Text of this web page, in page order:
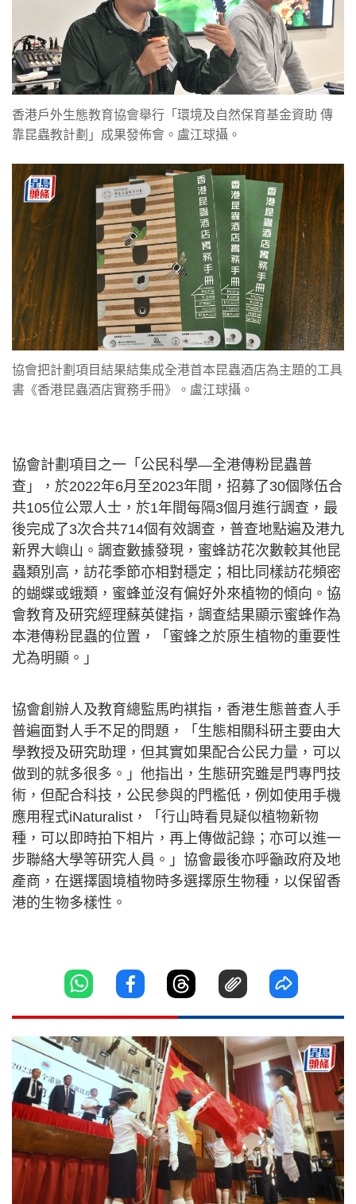
香港戶外生態教育協會舉行「環境及自然保育基金資助 傳
靠昆蟲教計劃」成果發佈會。盧江球攝。
協會把計劃項目結果結集成全港首本昆蟲酒店為主題的工具
書《香港昆蟲酒店實務手冊》。盧江球攝。
協會計劃項目之一「公民科學—全港傳粉昆蟲普
查」，於2022年6月至2023年間，招募了30個隊伍合
共105位公眾人士，於1年間每隔3個月進行調查，最
後完成了3次合共714個有效調查，普查地點遍及港九
新界大嶼山。調查數據發現，蜜蜂訪花次數較其他昆
蟲類別高，訪花季節亦相對穩定；相比同樣訪花頻密
的蝴蝶或蛾類，蜜蜂並沒有偏好外來植物的傾向。協
會教育及研究經理蘇英健指，調查結果顯示蜜蜂作為
本港傳粉昆蟲的位置，「蜜蜂之於原生植物的重要性
尤為明顯。」
協會創辦人及教育總監馬昀褀指，香港生態普查人手
普遍面對人手不足的問題，「生態相關科研主要由大
學教授及研究助理，但其實如果配合公民力量，可以
做到的就多很多。」他指出，生態研究雖是門專門技
術，但配合科技，公民參與的門檻低，例如使用手機
應用程式iNaturalist，「行山時看見疑似植物新物
種，可以即時拍下相片，再上傳做記錄；亦可以進一
步聯絡大學等研究人員。」協會最後亦呼籲政府及地
產商，在選擇園境植物時多選擇原生物種，以保留香
港的生物多樣性。